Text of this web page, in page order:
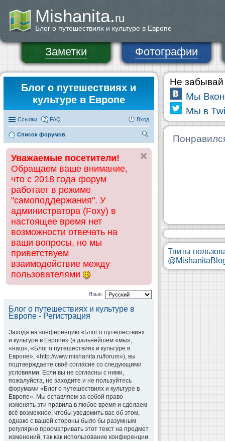
Mishanita.ru
Блог о путешествиях и культуре в Европе
Заметки Фотографии
Блог о путешествиях и
культуре в Европе
Ссылки FAQ Вход
Список форумов
ск
Уважаемые посетители!
Обращаем ваше внимание,
что с 2018 года форум
работает в режиме
"самоподдержания". У
администратора (Foxy) в
настоящее время нет
возможности отвечать на
ваши вопросы, но мы
приветствуем
взаимодействие между
пользователями
Язык:
Блог о путешествиях и культуре в
Европе - Регистрация
Заходя на конференцию «Блог о путешествиях
и культуре в Европе» (в дальнейшем «мы»,
«наш», «Блог о путешествиях и культуре в
Европе», «http://www.mishanita.ru/forum»), вы
подтверждаете своё согласие со следующими
условиями. Если вы не согласны с ними,
пожалуйста, не заходите и не пользуйтесь
форумами «Блог о путешествиях и культуре в
Европе». Мы оставляем за собой право
изменять эти правила в любое время и сделаем
всё возможное, чтобы уведомить вас об этом,
однако с вашей стороны было бы разумным
регулярно просматривать этот текст на предмет
изменений, так как использование конференции
Не забывай
Мы
Мы в
Твиты